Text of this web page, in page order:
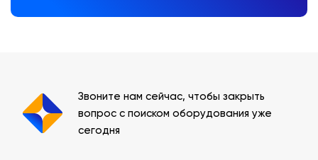
Звоните нам сейчас, чтобы закрыть
вопрос с поиском оборудования уже
сегодня